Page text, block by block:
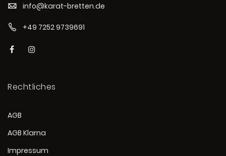
info@karat-bretten.de
+49 7252 9739691
Rechtliches
AGB
AGB Klarna
Impressum